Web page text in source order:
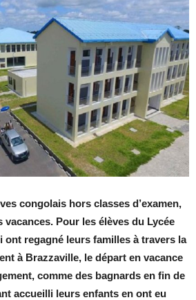
congolais hors classes d’examen,
vacances. Pour les élèves du Lycée
ont regagné leurs familles à travers la
à Brazzaville, le départ en vacance
comme des bagnards en fin de
accueilli leurs enfants en ont eu